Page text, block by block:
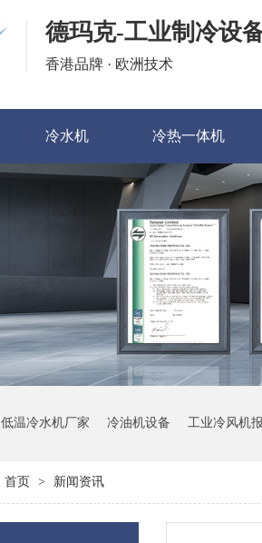
德玛克-工业制冷设
香港品牌 · 欧洲技术
冷水机 冷热一体机
低温冷水机厂家 冷油机设备 工业冷风机
首页 > 新闻资讯